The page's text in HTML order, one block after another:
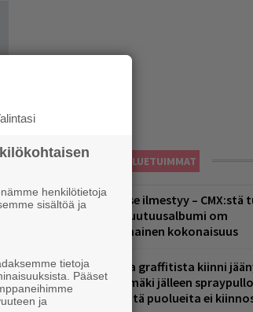
LUETUIMMAT
Huomenna se ilmestyy – CMX:stä
A.W. Yrjänän uutuusalbumi om
mammuttimainen kokonaisuus
Laittomasta graffitista kiinni
Paavo Arhinmäki jälleen spraypullo
kädessä – näitä puolueita ei
henkilötietoja
sisältöä ja
tietoja
Pääset
ja